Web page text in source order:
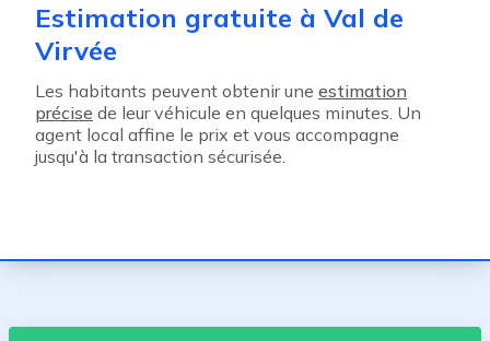
Estimation gratuite à Val de
Virvée
Les habitants peuvent obtenir une estimation
précise de leur véhicule en quelques minutes. Un
agent local affine le prix et vous accompagne
jusqu'à la transaction sécurisée.